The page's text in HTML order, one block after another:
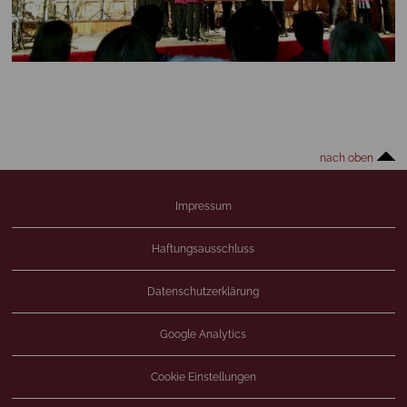
nach oben
Impressum
Haftungsausschluss
Datenschutzerklärung
Google Analytics
Cookie Einstellungen